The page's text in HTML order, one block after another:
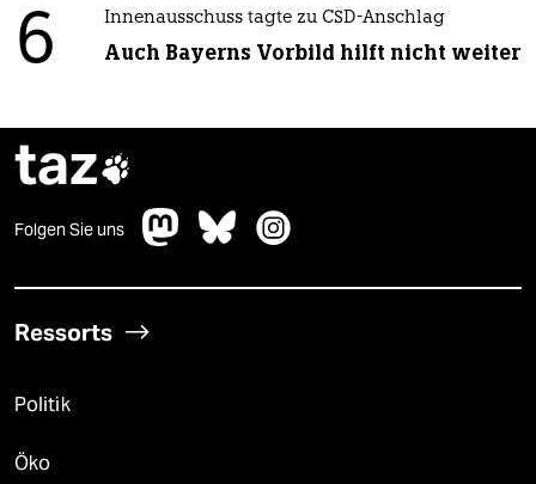
6 Innenausschuss tagte zu CSD-Anschlag
Auch Bayerns Vorbild hilft nicht weiter
taz
Folgen Sie uns
Ressorts
Politik
Öko